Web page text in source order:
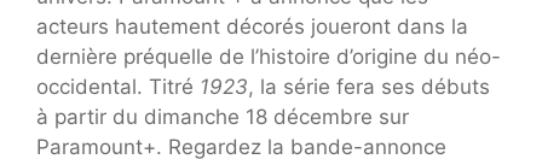
acteurs hautement décorés joueront dans la
dernière préquelle de l’histoire d’origine du néo-
occidental. Titré 1923, la série fera ses débuts
à partir du dimanche 18 décembre sur
Paramount+. Regardez la bande-annonce